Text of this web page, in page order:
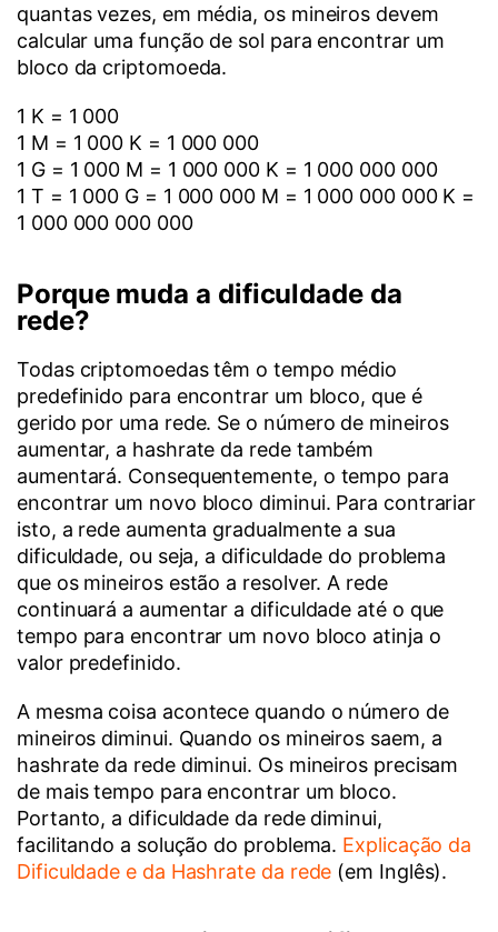
quantas vezes, em média, os mineiros devem
calcular uma função de sol para encontrar um
bloco da criptomoeda.
1 K = 1 000
1 M = 1 000 K = 1 000 000
1 G = 1 000 M = 1 000 000 K = 1 000 000 000
1 T = 1 000 G = 1 000 000 M = 1 000 000 000 K =
1 000 000 000 000
Porque muda a dificuldade da
rede?
Todas criptomoedas têm o tempo médio
predefinido para encontrar um bloco, que é
gerido por uma rede. Se o número de mineiros
aumentar, a hashrate da rede também
aumentará. Consequentemente, o tempo para
encontrar um novo bloco diminui. Para contrariar
isto, a rede aumenta gradualmente a sua
dificuldade, ou seja, a dificuldade do problema
que os mineiros estão a resolver. A rede
continuará a aumentar a dificuldade até o que
tempo para encontrar um novo bloco atinja o
valor predefinido.
A mesma coisa acontece quando o número de
mineiros diminui. Quando os mineiros saem, a
hashrate da rede diminui. Os mineiros precisam
de mais tempo para encontrar um bloco.
Portanto, a dificuldade da rede diminui,
facilitando a solução do problema. Explicação da
Dificuldade e da Hashrate da rede (em Inglês).